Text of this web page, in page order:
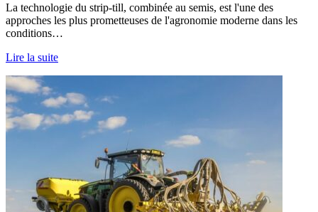
La technologie du strip-till, combinée au semis, est l'une des
approches les plus prometteuses de l'agronomie moderne dans les
conditions…
Lire la suite